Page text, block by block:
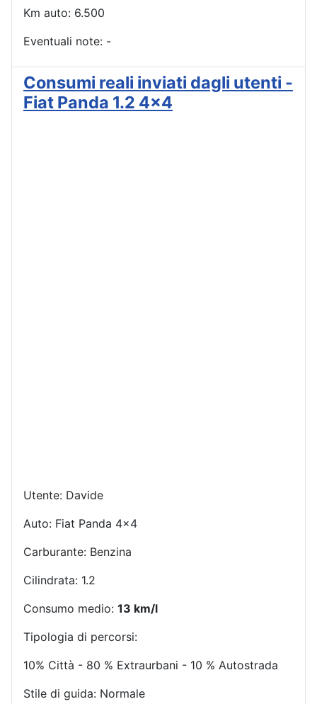
Km auto: 6.500
Eventuali note: -
Consumi reali inviati dagli utenti -
Fiat Panda 1.2 4x4
Utente: Davide
Auto: Fiat Panda 4x4
Carburante: Benzina
Cilindrata: 1.2
Consumo medio: 13 km/l
Tipologia di percorsi:
10% Città - 80 % Extraurbani - 10 % Autostrada
Stile di guida: Normale